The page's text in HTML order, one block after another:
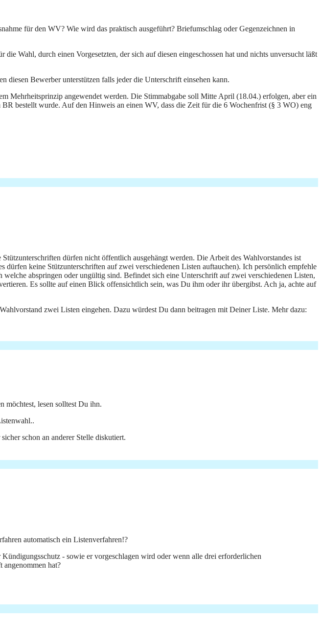
für den WV? Wie wird das praktisch ausgeführt? Briefumschlag oder Gegenzeichnen in
Wahl, durch einen Vorgesetzten, der sich auf diesen eingeschossen hat und nichts unversucht läßt
diesen Bewerber unterstützen falls jeder die Unterschrift einsehen kann.
Mehrheitsprinzip angewendet werden. Die Stimmabgabe soll Mitte April (18.04.) erfolgen, aber ein
bestellt wurde. Auf den Hinweis an einen WV, dass die Zeit für die 6 Wochenfrist (§ 3 WO) eng
dürfen nicht öffentlich ausgehängt werden. Die Arbeit des Wahlvorstandes ist
keine Stützunterschriften auf zwei verschiedenen Listen auftauchen). Ich persönlich empfehle
abspringen oder ungültig sind. Befindet sich eine Unterschrift auf zwei verschiedenen Listen,
Es sollte auf einen Blick offensichtlich sein, was Du ihm oder ihr übergibst. Ach ja, achte auf
zwei Listen eingehen. Dazu würdest Du dann beitragen mit Deiner Liste. Mehr dazu:
möchtest, lesen solltest Du ihn.
schon an anderer Stelle diskutiert.
automatisch ein Listenverfahren!?
- sowie er vorgeschlagen wird oder wenn alle drei erforderlichen
angenommen hat?